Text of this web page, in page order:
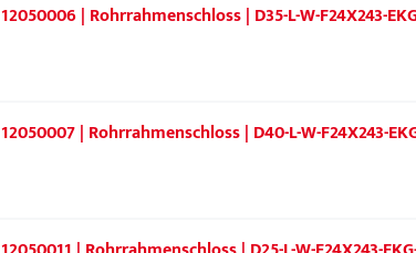
12050006 | Rohrrahmenschloss | D35-L-W-F24X243-
12050007 | Rohrrahmenschloss | D40-L-W-F24X243-